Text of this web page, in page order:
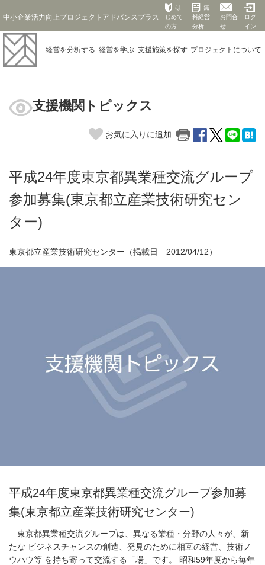
中小企業活力向上プロジェクトアドバンスプラス
は
じめて
の方
無
料経営
分析
お問合
せ
ログ
イン
経営を分析する 経営を学ぶ 支援施策を探す プロジェクト について
支援機関トピックス
お気に入りに追加
平成24年度東京都異業種交流グループ
参加募集(東京都立産業技術研究セン
ター)
東京都立産業技術研究センター（掲載日 2012/04/12）
平成24年度東京都異業種交流グループ参加募
集(東京都立産業技術研究センター)
東京都異業種交流グループは、異なる業種・分野の人々が、新
たな ビジネスチャンスの創造、発見のために相互の経営、技術ノ
ウハウ等 を持ち寄って交流する「場」です。 昭和59年度から毎年